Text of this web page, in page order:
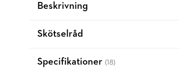
Beskrivning
Skötselråd
Specifikationer (18)